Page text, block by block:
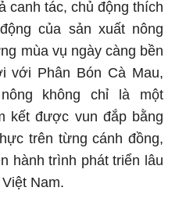
canh tác, chủ động thích
của sản xuất nông
mùa vụ ngày càng bền
với Phân Bón Cà Mau,
không chỉ là một
kết được vun đắp bằng
trên từng cánh đồng,
hành trình phát triển lâu
Nam.